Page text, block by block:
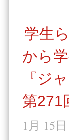
学生
から
『ジ
第271
1月 15